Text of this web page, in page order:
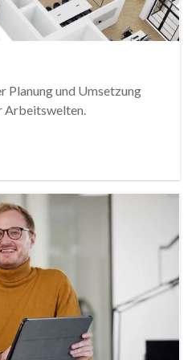
Planung und Umsetzung
Arbeitswelten.